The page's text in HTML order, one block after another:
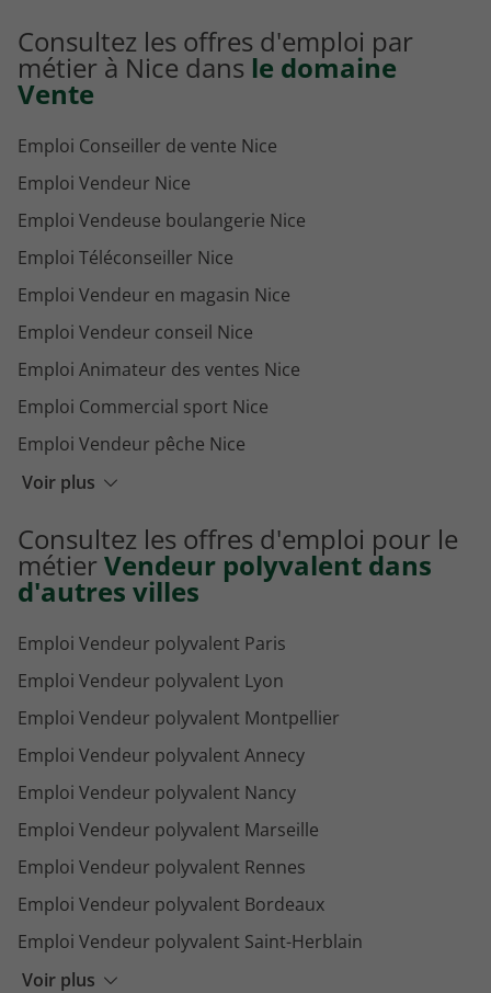
Consultez les offres d'emploi par
métier à Nice dans le domaine
Vente
Voir plus
Emploi Conseiller de vente Nice
Emploi Vendeur Nice
Emploi Vendeuse boulangerie Nice
Emploi Téléconseiller Nice
Emploi Vendeur en magasin Nice
Emploi Vendeur conseil Nice
Emploi Animateur des ventes Nice
Emploi Commercial sport Nice
Emploi Vendeur pêche Nice
Emploi Assistant e Commerce Nice
Emploi Cuisiniste Nice
Consultez les offres d'emploi pour le
métierVendeur polyvalent dans
d'autres villes
Voir plus
Emploi Vendeur polyvalent Paris
Emploi Vendeur polyvalent Lyon
Emploi Vendeur polyvalent Montpellier
Emploi Vendeur polyvalent Annecy
Emploi Vendeur polyvalent Nancy
Emploi Vendeur polyvalent Marseille
Emploi Vendeur polyvalent Rennes
Emploi Vendeur polyvalent Bordeaux
Emploi Vendeur polyvalent Saint-Herblain
Emploi Vendeur polyvalent Cannes